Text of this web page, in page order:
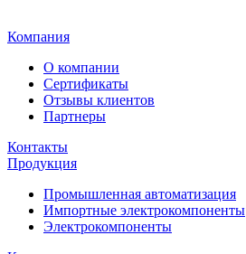
Компания
О компании
Сертификаты
Отзывы клиентов
Партнеры
Контакты
Продукция
Промышленная автоматизация
Импортные электрокомпоненты
Электрокомпоненты